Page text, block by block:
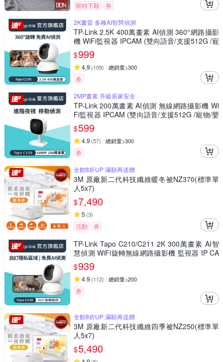
限時下殺
券
2K畫質 多種AI智慧偵測
TP-Link 2.5K 400萬畫素 AI偵測 360°網路攝影
機 WiFi監視器 IPCAM (雙向語音/支援512G /寵
物/嬰兒/長輩/Tapo C220)
$999
4.9 (109) 總銷量>300
券
2MP畫素 升級居家安全
TP-Link 200萬畫素 AI偵測 無線網路攝影機 Wi
Fi監視器 IPCAM (雙向語音/支援512G /寵物/嬰
兒/長輩/Tapo C100)
$599
4.9 (57) 總銷量>300
券
全館8折UP 滿額再送贈
3M 原廠新二代科技纖維暖冬被NZ370(標準單
人5x7)
$7,490
5 (3)
活動 券
TP-Link Tapo C210/C211 2K 300萬畫素 AI智
慧偵測 WiFi旋轉無線網路攝影機 監視器 IP CA
M(360°旋轉/哭聲偵測/支援512G)
$939
4.9 (112) 總銷量>200
券
全館8折UP 滿額再送贈
3M 原廠新二代科技纖維四季被NZ250(標準單
人5x7)
$5,490